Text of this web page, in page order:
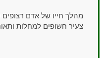
מהלך חייו של אדם רצופים
צעיר חשופים למחלות